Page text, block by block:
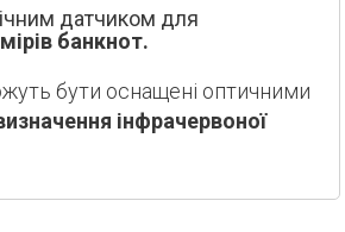
датчиком для
банкнот.
бути оснащені оптичними
інфрачервоної